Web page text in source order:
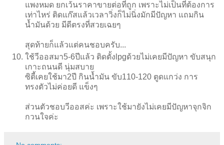
แพงหมด ยกเว้นราคาขายต่อที่ถูก เพราะไม่เป็นที่ต้องการ
เท่าไหร่ ติดแก๊สแล้วเวลาวิ่งก็ไม่นิ่งมักมีปัญหา แถมกิน
น้ำมันด้วย มีดีตรงที่สวยเฉยๆ
สุดท้ายก็แล้วแต่คนชอบครับ...
ใช้วีออสมา5-6ปีแล้ว ติดตั้งlpgด้วยไม่เคยมีปัญหา ขับสนุก
เกาะถนนดี นุ่มสบาย
ซิตี้เคยใช้มา2ปี กินน้ำมัน ขับ110-120 ตูดแกว่ง การ
ทรงตัวไม่ค่อยดี แข็งๆ
ส่วนตัวชอบวีออสค่ะ เพราะใช้มายังไม่เคยมีปัญหาจุกจิก
กวนใจค่ะ